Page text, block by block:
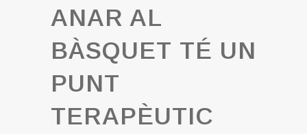
ANAR AL
BÀSQUET TÉ UN
PUNT
TERAPÈUTIC